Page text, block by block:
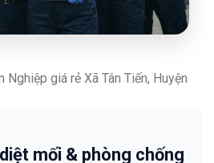
giá rẻ Xã Tân Tiến, Huyện
mối & phòng chống